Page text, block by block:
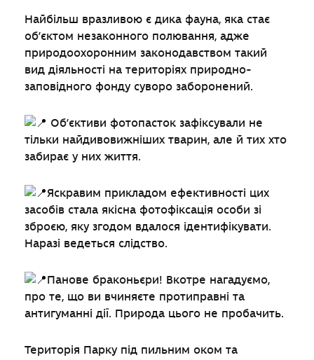
Найбільш вразливою є дика фауна, яка стає
об’єктом незаконного полювання, адже
природоохоронним законодавством такий
вид діяльності на територіях природно-
заповідного фонду суворо заборонений.
Об’єктиви фотопасток зафіксували не
тільки найдивовижніших тварин, але й тих хто
забирає у них життя.
Яскравим прикладом ефективності цих
засобів стала якісна фотофіксація особи зі
зброєю, яку згодом вдалося ідентифікувати.
Наразі ведеться слідство.
Панове браконьєри! Вкотре нагадуємо,
про те, що ви вчиняєте протиправні та
антигуманні дії. Природа цього не пробачить.
Територія Парку під пильним оком та